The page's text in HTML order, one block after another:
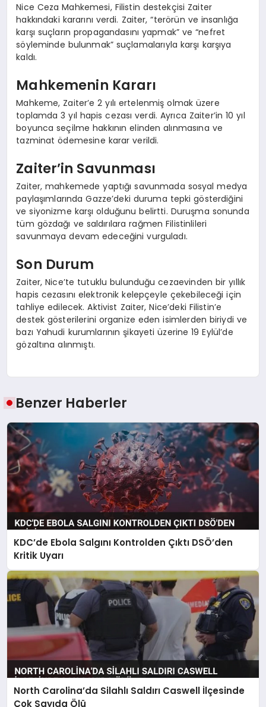
Nice Ceza Mahkemesi, Filistin destekçisi Zaiter
hakkındaki kararını verdi. Zaiter, “terörün ve insanlığa
karşı suçların propagandasını yapmak” ve “nefret
söyleminde bulunmak” suçlamalarıyla karşı karşıya
kaldı.
Mahkemenin Kararı
Mahkeme, Zaiter’e 2 yılı ertelenmiş olmak üzere
toplamda 3 yıl hapis cezası verdi. Ayrıca Zaiter’in 10 yıl
boyunca seçilme hakkının elinden alınmasına ve
tazminat ödemesine karar verildi.
Zaiter’in Savunması
Zaiter, mahkemede yaptığı savunmada sosyal medya
paylaşımlarında Gazze’deki duruma tepki gösterdiğini
ve siyonizme karşı olduğunu belirtti. Duruşma sonunda
tüm gözdağı ve saldırılara rağmen Filistinlileri
savunmaya devam edeceğini vurguladı.
Son Durum
Zaiter, Nice’te tutuklu bulunduğu cezaevinden bir yıllık
hapis cezasını elektronik kelepçeyle çekebileceği için
tahliye edilecek. Aktivist Zaiter, Nice’deki Filistin’e
destek gösterilerini organize eden isimlerden biriydi ve
bazı Yahudi kurumlarının şikayeti üzerine 19 Eylül’de
gözaltına alınmıştı.
Benzer Haberler
KDC’de Ebola Salgını Kontrolden Çıktı DSÖ’den
Kritik Uyarı
North Carolina’da Silahlı Saldırı Caswell İlçesinde
Çok Sayıda Ölü